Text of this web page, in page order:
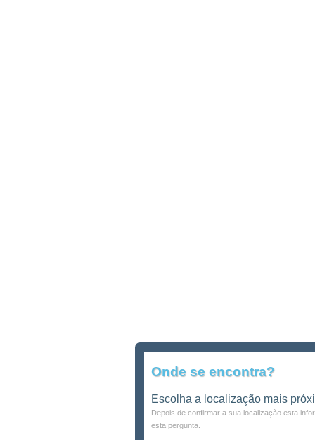
Onde se encontra?
Escolha a localização mais
Depois de confirmar a sua localização esta
esta pergunta.